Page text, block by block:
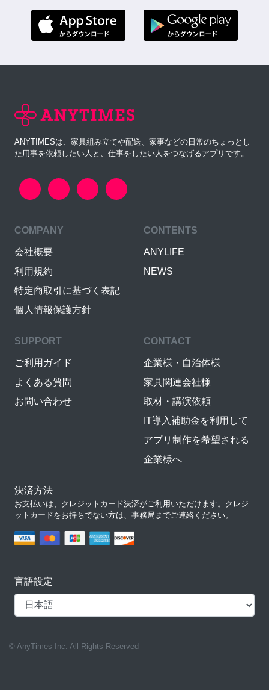
ANYTIMESは、家具組み立てや配送、家事などの日常のちょっとし
た用事を依頼したい人と、仕事をしたい人をつなげるアプリです。
COMPANY
会社概要
利用規約
特定商取引に基づく表記
個人情報保護方針
CONTENTS
ANYLIFE
NEWS
SUPPORT
ご利用ガイド
よくある質問
お問い合わせ
CONTACT
企業様・自治体様
家具関連会社様
取材・講演依頼
IT導入補助金を利用して
アプリ制作を希望される
企業様へ
決済方法
お支払いは、クレジットカード決済がご利用いただけます。クレジ
ットカードをお持ちでない方は、事務局までご連絡ください。
言語設定
© AnyTimes Inc. All Rights Reserved